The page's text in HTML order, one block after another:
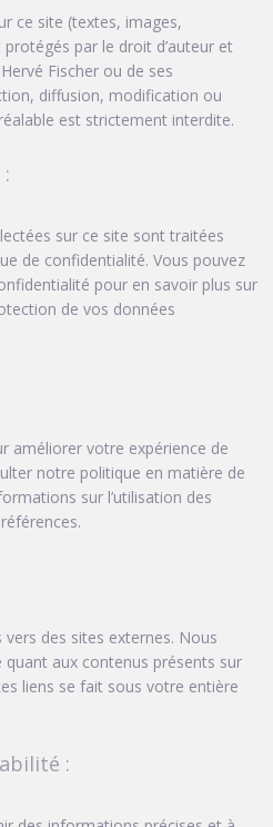
ce site (textes, images,
par le droit d’auteur et
Fischer ou de ses
diffusion, modification ou
est strictement interdite.
sur ce site sont traitées
de confidentialité. Vous pouvez
pour en savoir plus sur
de vos données
améliorer votre expérience de
notre politique en matière de
sur l’utilisation des
des sites externes. Nous
aux contenus présents sur
liens se fait sous votre entière
: